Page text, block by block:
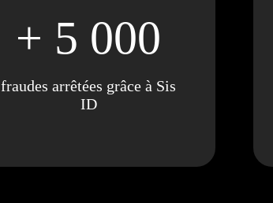
+ 5 000
fraudes arrêtées grâce à Sis
ID